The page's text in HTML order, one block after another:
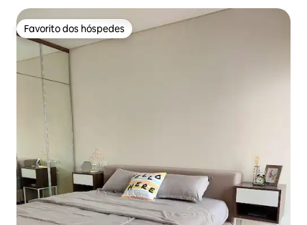
Favorito dos hóspedes
Favorito dos hóspedes